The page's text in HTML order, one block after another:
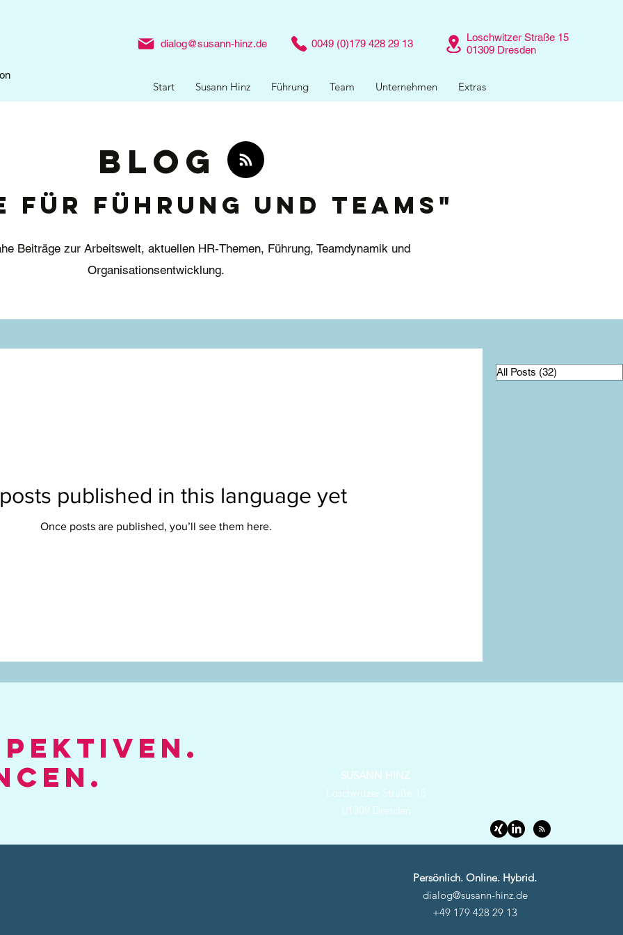
dialog@susann-hinz.de 0049 (0)179 428 29 13
Loschwitzer Straße 15
01309 Dresden
Start Susann Hinz Führung Team Unternehmen Extras
Blog
für Führung und Teams"
Beiträge zur Arbeitswelt, aktuellen HR-Themen, Führung, Teamdynamik und
Organisationsentwicklung.
published in this language yet
Once posts are published, you’ll see them here.
All Posts (32)
SUSANN HINZ
Loschwitzer Straße 15
01309 Dresden
Persönlich. Online. Hybrid.
dialog@susann-hinz.de
+49 179 428 29 13